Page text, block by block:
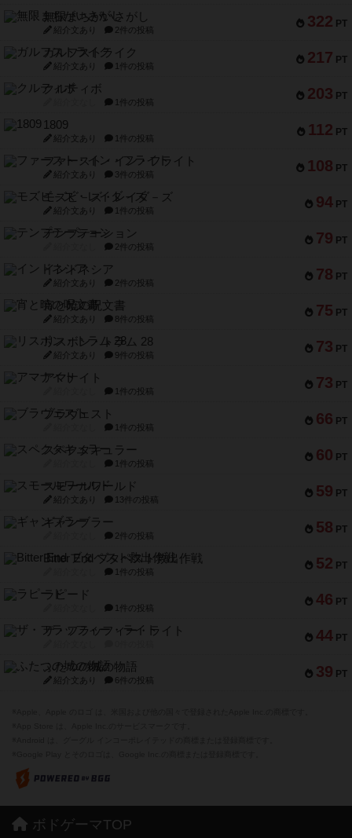
322 PT
無限まちがいさがし
紹介文あり 2件の投稿
217 PT
ガルフストライク
紹介文あり 1件の投稿
203 PT
クルティボ
1件の投稿
112 PT
1809
紹介文あり 1件の投稿
108 PT
ファースト・イン・フライト
紹介文あり 3件の投稿
94 PT
モズビ－ズ・レイダ－ズ
紹介文あり 1件の投稿
79 PT
テンプテーション
2件の投稿
78 PT
インドネシア
紹介文あり 2件の投稿
75 PT
宵と暁の呪文書
紹介文あり 8件の投稿
73 PT
リスボン・トラム 28
紹介文あり 9件の投稿
73 PT
アマナイト
1件の投稿
66 PT
ブラヴェスト
1件の投稿
60 PT
スペクタキュラー
1件の投稿
59 PT
スモールワールド
紹介文あり 13件の投稿
58 PT
ギャンブラー
2件の投稿
52 PT
Bitter End ブタペスト救出作戦
1件の投稿
46 PT
ラピード
1件の投稿
44 PT
ザ・フラッフィー・ライト
39 PT
ふたつの城の物語
紹介文あり 6件の投稿
ボドゲーマTOP